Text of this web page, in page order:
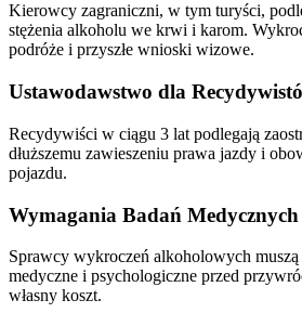
Kierowcy zagraniczni, w tym turyści,
stężenia alkoholu we krwi i karom.
podróże i przyszłe wnioski wizowe.
Ustawodawstwo dla
Recydywiści w ciągu 3 lat podlegają
dłuższemu zawieszeniu prawa jazdy i
pojazdu.
Wymagania Badań Medycznych
Sprawcy wykroczeń alkoholowych muszą
medyczne i psychologiczne przed
własny koszt.